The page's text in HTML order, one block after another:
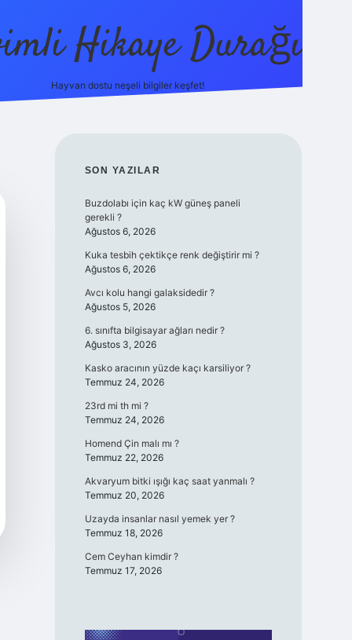
Hikaye Durağı
Hayvan dostu neşeli bilgiler keşfet!
SIDEBAR
SON YAZILAR
Buzdolabı için kaç kW güneş paneli
gerekli ?
Ağustos 6, 2026
Kuka tesbih çektikçe renk değiştirir mi ?
Ağustos 6, 2026
Avcı kolu hangi galaksidedir ?
Ağustos 5, 2026
6. sınıfta bilgisayar ağları nedir ?
Ağustos 3, 2026
Kasko aracının yüzde kaçı karsiliyor ?
Temmuz 24, 2026
23rd mi th mi ?
Temmuz 24, 2026
Homend Çin malı mı ?
Temmuz 22, 2026
Akvaryum bitki ışığı kaç saat yanmalı ?
Temmuz 20, 2026
Uzayda insanlar nasıl yemek yer ?
Temmuz 18, 2026
Cem Ceyhan kimdir ?
Temmuz 17, 2026